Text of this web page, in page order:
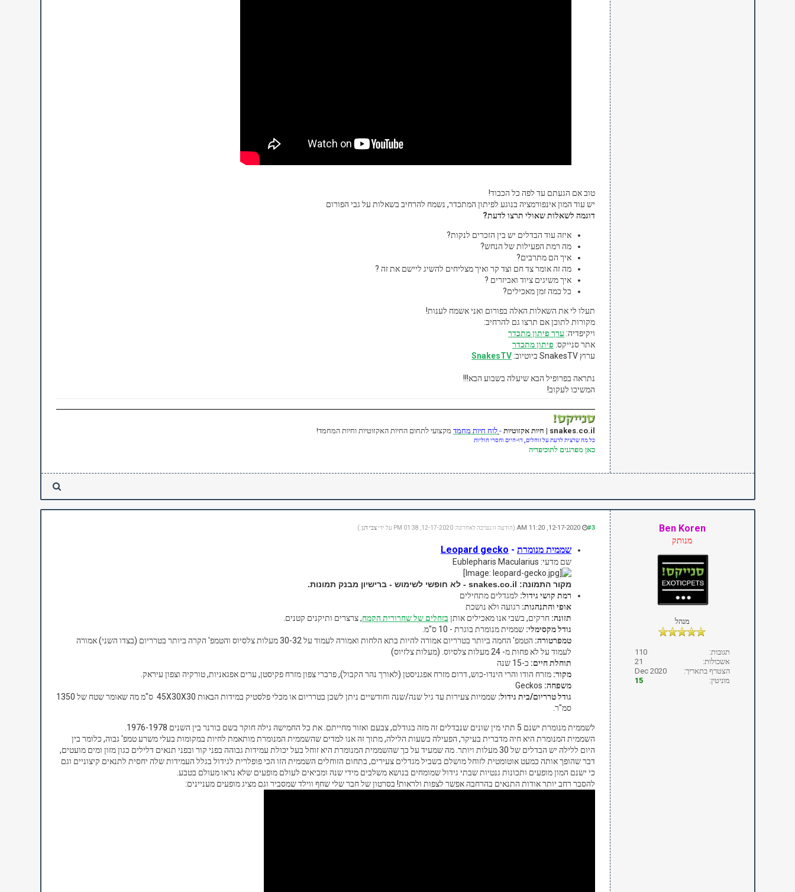
טוב אם הגעתם עד לפה כל הכבוד!
יש עוד המון אינפורמציה בנוגע לפיתון המתכדר, נשמח להרחיב בשאלות על גבי הפורום
דוגמה לשאלות שאולי תרצו לדעת?
איזה עוד הבדלים יש בין הזכרים לנקות?
מה רמת הפעילות של הנחש?
איך הם מתרבים?
מה זה אומר צד חם וצד קר ואיך מצליחים להשיג ליישם את זה ?
איך משיגים ציוד ואביזרים ?
כל כמה זמן מאכילים?
תעלו לי את השאלות האלה בפורום ואני אשמח לענות!
מקורות לתוכן אם תרצו גם להרחיב:
ויקיפדיה: ערך פיתון מתכדר
אתר סנייקס: פיתון מתכדר
ערוץ SnakesTV ביוטיוב:
SnakesTV
נתראה בפרופיל הבא שיעלה בשבוע הבא!!!
המשיכו לעקוב!
snakes.co.il | חיות אקזוטיות - לוח חיות מחמד מקצועי לתחום החיות האקזוטיות וחיות המחמד!
כל מה שרצית לדעת על זוחלים, דו-חיים וחסרי חוליות
כאן מפרגנים לתוכיפדיה
Ben Koren
מנותק
מנהל
תגובות:
110
אשכולות:
21
הצטרף בתאריך:
Dec 2020
מוניטין:
15
#3
12-17-2020, 11:20 AM (הודעה זו נערכה לאחרונה: 12-17-2020, 01:38 PM על ידי צבי דגן .)
שממית מנומרת -
Leopard gecko
שם מדעי: Eublepharis Macularius
מקור התמונה: snakes.co.il - לא חופשי לשימוש - ברישיון מבנק תמונות.
רמת קושי גידול: למגדלים מתחילים
אופי והתנהגות: רגועה ולא נושכת
תזונה: חרקים, בשבי אנו מאכילים אותןבזחלים של שחרורית הקמח, צרצרים ותיקנים קטנים.
גודל מקסימלי: שממית מנומרת בוגרת - 10 ס"מ.
טמפרטורה:
הטמפ' החמה ביותר בטרריום אמורה להיות בתא הלחות ואמורה לעמוד על 30-32 מעלות צלסיוס והטמפ' הקרה ביותר בטרריום (בצדו השני) אמורה
לעמוד על לא פחות מ- 24 מעלות צלסיוס. (מעלות צלזיוס)
תוחלת חיים: כ-15 שנה
מקור: מזרח הודו והרי הינדו-כוש, דרום מזרח אפגניסטן (לאורך נהר הקבול), פרברי צפון מזרח פקיסטן, ערים אפגאניות, טורקיה וצפון עיראק.
משפחה:
גודל טרריום/בית גידול:
שממיות צעירות עד גיל שנה/שנה וחודשיים ניתן לשכן בטרריום או מכלי פלסטיק במידות הבאות 45X30X30 ס"מ מה שאומר שטח של 1350
סמ"ר.
לשממית מנומרת ישנם 5 תתי מין שונים שנבדלים זה מזה בגודלם, צבעם ואזור מחייתם. את כל החמישה גילה חוקר בשם בורנר בין השנים 1976-1978.
השממית המנומרת היא חיה מדברית בעיקר, הפעילה בשעות הלילה, מתוך זה אנו למדים שהשממית המנומרת מותאמת לחיות במקומות בעלי משרע טמפ' גבוה, כלומר בין
היום ללילה יש הבדלים של 30 מעלות ויותר. מה שמעיד על כך שהשממית המנומרת היא זוחל בעל יכולת עמידות גבוהה בפני קור ובפני תנאים דלילים כגון מזון ומים מועטים,
דבר שהופך אותה כמעט אוטומטית לזוחל מושלם בשביל מגדלים צעירים, בתחום הזוחלים השממית הזו הכי פופלרית לגידול בגלל העמידות שלה יחסית לתנאים קיצוניים וגם
כי ישנם המון מופעים ותכונות גנטיות שבתי גידול שמומחים בנושא משלבים מידי שנה ומביאים לעולם מופעים שלא נראו מעולם בטבע.
להסבר רחב יותר אודות התנאים בהרחבה אפשר לצפות ולראות! בסרטון של חבר שלי שחף ווילד שמסביר וגם מציג מופעים מעניינים: